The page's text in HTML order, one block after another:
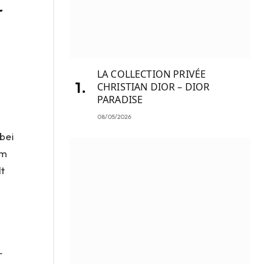
LA COLLECTION PRIVÉE
CHRISTIAN DIOR – DIOR
PARADISE
08/05/2026